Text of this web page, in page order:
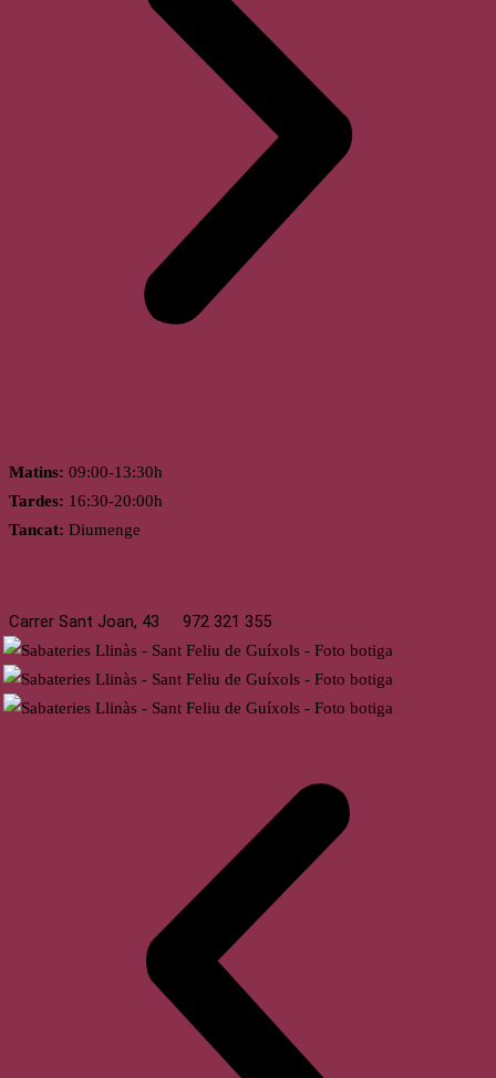
Matins: 09:00-13:30h
Tardes: 16:30-20:00h
Tancat: Diumenge
Carrer Sant Joan, 43 972 321 355